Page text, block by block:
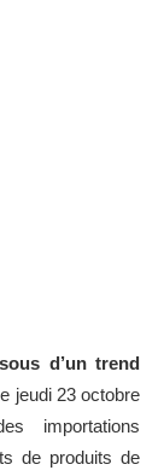
d’un trend
jeudi 23 octobre
importations
de produits de